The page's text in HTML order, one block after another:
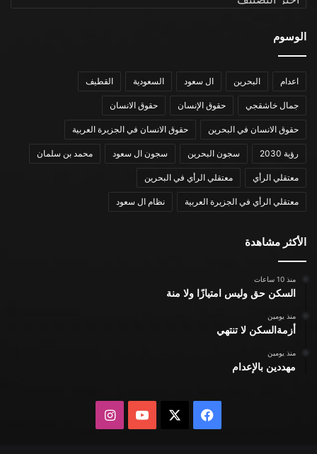
الوسوم
اعدام البحرين ال سعود السعودية القطيف
جمال خاشقجي حقوق الإنسان حقوق الانسان
حقوق الانسان في البحرين حقوق الانسان في الجزيرة العربية
رؤية 2030 سجون البحرين سجون ال سعود محمد بن سلمان
معتقلي الرأي معتقلي الرأي في البحرين
معتقلي الرأي في الجزيرة العربية نظام ال سعود
الأكثر مشاهدة
منذ 10 ساعات
السكن حق وليس امتيازًا ولا منة
منذ يومين
أزمةالسكن لا تنتهي
منذ يومين
مهددين بالإعدام
فيسبوك يوتيوبانستقرام